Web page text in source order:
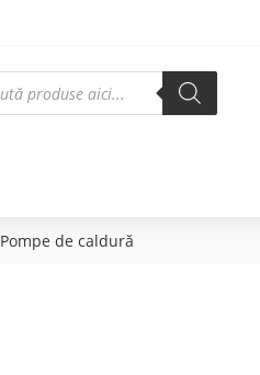
Pompe de caldură